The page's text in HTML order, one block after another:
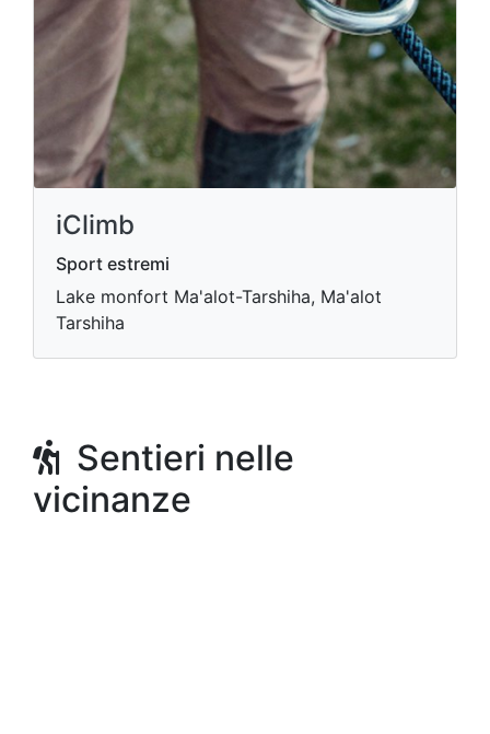
iClimb
Sport estremi
Lake monfort Ma'alot-Tarshiha, Ma'alot
Tarshiha
Sentieri nelle
vicinanze